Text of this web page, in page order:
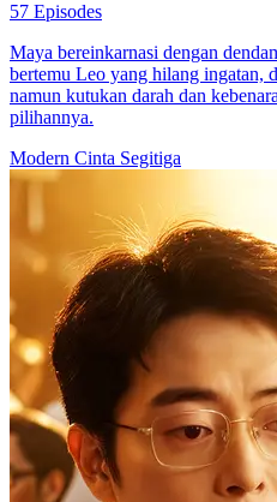
57 Episodes
Maya bereinkarnasi dengan
bertemu Leo yang hilang ingatan,
namun kutukan darah dan
pilihannya.
Modern Cinta Segitiga